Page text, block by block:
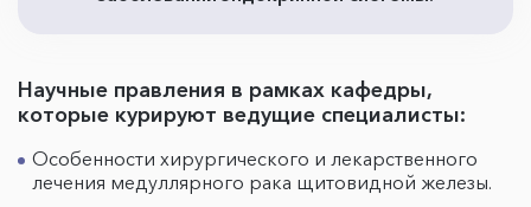
Научные правления в рамках кафедры,
которые курируют ведущие специалисты:
Особенности хирургического и лекарственного
лечения медуллярного рака щитовидной железы.